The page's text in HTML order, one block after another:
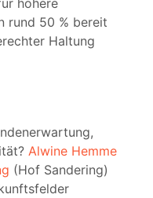
rund 50 % bereit
Haltung
Alwine Hemme
(Hof Sandering)